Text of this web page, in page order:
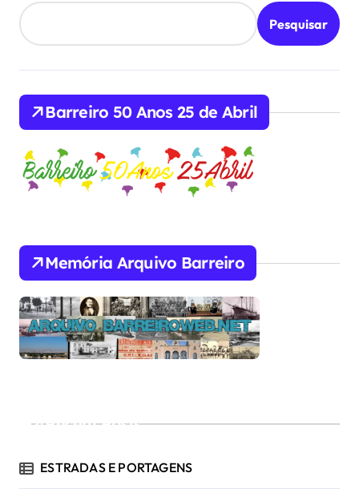
Pesquisar
Barreiro 50 Anos 25 de Abril
Memória Arquivo Barreiro
Recent Posts
ESTRADAS E PORTAGENS